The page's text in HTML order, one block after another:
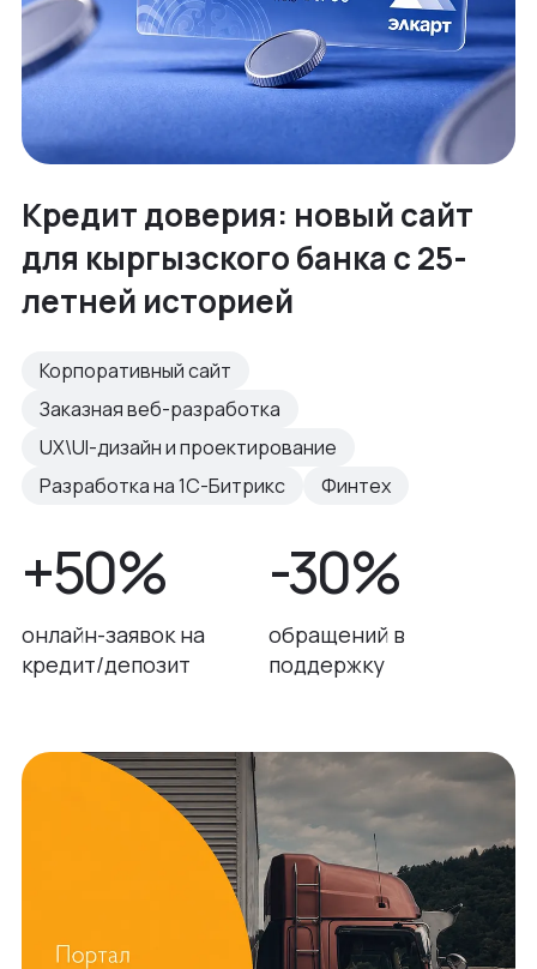
Кредит доверия: новый сайт
для кыргызского банка с 25-
летней историей
Корпоративный сайт
Заказная веб-разработка
UX\UI-дизайн и проектирование
Разработка на 1С-Битрикс
Финтех
+50%
онлайн-заявок на
кредит/депозит
-30%
обращений в
поддержку